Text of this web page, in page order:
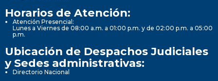
Horarios de Atención:
Atención Presencial:
Lunes a Viernes de 08:00 a.m. a 01:00 p.m. y de 02:00 p.m. a 05:00
p.m.
Ubicación de Despachos Judiciales
y Sedes administrativas:
Directorio Nacional